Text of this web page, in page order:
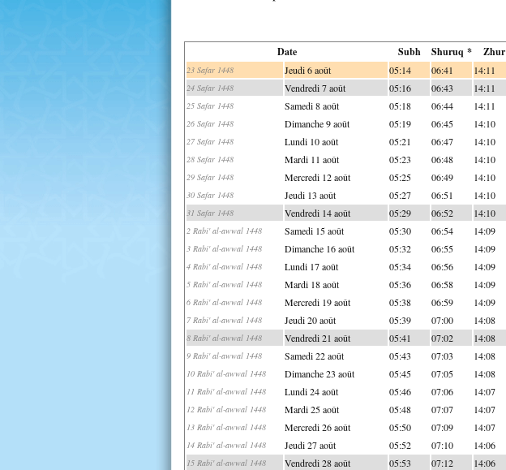
Date Subh Shuruq * Zhur
23 Safar 1448 Jeudi 6 août 05:14 06:41 14:11
24 Safar 1448 Vendredi 7 août 05:16 06:43 14:11
25 Safar 1448 Samedi 8 août 05:18 06:44 14:11
26 Safar 1448 Dimanche 9 août 05:19 06:45 14:10
27 Safar 1448 Lundi 10 août 05:21 06:47 14:10
28 Safar 1448 Mardi 11 août 05:23 06:48 14:10
29 Safar 1448 Mercredi 12 août 05:25 06:49 14:10
30 Safar 1448 Jeudi 13 août 05:27 06:51 14:10
31 Safar 1448 Vendredi 14 août 05:29 06:52 14:10
2 Rabi' al-awwal 1448 Samedi 15 août 05:30 06:54 14:09
3 Rabi' al-awwal 1448 Dimanche 16 août 05:32 06:55 14:09
4 Rabi' al-awwal 1448 Lundi 17 août 05:34 06:56 14:09
5 Rabi' al-awwal 1448 Mardi 18 août 05:36 06:58 14:09
6 Rabi' al-awwal 1448 Mercredi 19 août 05:38 06:59 14:09
7 Rabi' al-awwal 1448 Jeudi 20 août 05:39 07:00 14:08
8 Rabi' al-awwal 1448 Vendredi 21 août 05:41 07:02 14:08
9 Rabi' al-awwal 1448 Samedi 22 août 05:43 07:03 14:08
10 Rabi' al-awwal 1448 Dimanche 23 août 05:45 07:05 14:08
11 Rabi' al-awwal 1448 Lundi 24 août 05:46 07:06 14:07
12 Rabi' al-awwal 1448 Mardi 25 août 05:48 07:07 14:07
13 Rabi' al-awwal 1448 Mercredi 26 août 05:50 07:09 14:07
14 Rabi' al-awwal 1448 Jeudi 27 août 05:52 07:10 14:06
15 Rabi' al-awwal 1448 Vendredi 28 août 05:53 07:12 14:06